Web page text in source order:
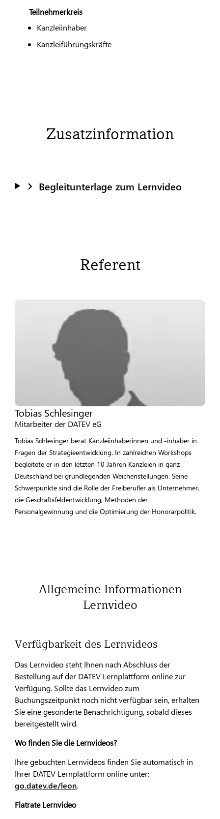
Teilnehmerkreis
Kanzleiinhaber
Kanzleiführungskräfte
Zusatzinformation
Begleitunterlage zum Lernvideo
Referent
Tobias Schlesinger
Mitarbeiter der DATEV eG
Tobias Schlesinger berät Kanzleiinhaberinnen und -inhaber in
Fragen der Strategieentwicklung. In zahlreichen Workshops
begleitete er in den letzten 10 Jahren Kanzleien in ganz
Deutschland bei grundlegenden Weichenstellungen. Seine
Schwerpunkte sind die Rolle der Freiberufler als Unternehmer,
die Geschäftsfeldentwicklung, Methoden der
Personalgewinnung und die Optimierung der Honorarpolitik.
Allgemeine Informationen
Lernvideo
Verfügbarkeit des Lernvideos
Das Lernvideo steht Ihnen nach Abschluss der
Bestellung auf der DATEV Lernplattform online zur
Verfügung. Sollte das Lernvideo zum
Buchungszeitpunkt noch nicht verfügbar sein, erhalten
Sie eine gesonderte Benachrichtigung, sobald dieses
bereitgestellt wird.
Wo finden Sie die Lernvideos?
Ihre gebuchten Lernvideos finden Sie automatisch in
Ihrer DATEV Lernplattform online unter:
go.datev.de/leon.
Flatrate Lernvideo